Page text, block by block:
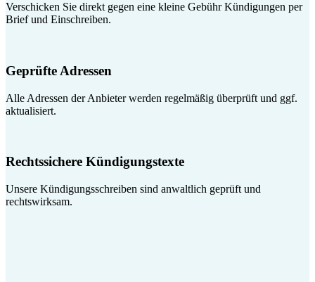
Verschicken Sie direkt gegen eine kleine Gebühr Kündigungen per
Brief und Einschreiben.
Geprüfte Adressen
Alle Adressen der Anbieter werden regelmäßig überprüft und ggf.
aktualisiert.
Rechtssichere Kündigungstexte
Unsere Kündigungsschreiben sind anwaltlich geprüft und
rechtswirksam.